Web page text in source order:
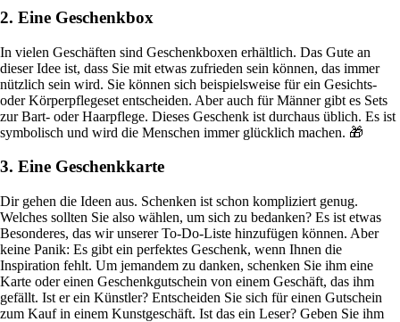
2. Eine Geschenkbox
In vielen Geschäften sind Geschenkboxen erhältlich. Das Gute an
dieser Idee ist, dass Sie mit etwas zufrieden sein können, das immer
nützlich sein wird. Sie können sich beispielsweise für ein Gesichts-
oder Körperpflegeset entscheiden. Aber auch für Männer gibt es Sets
zur Bart- oder Haarpflege. Dieses Geschenk ist durchaus üblich. Es ist
symbolisch und wird die Menschen immer glücklich machen. 🎁
3. Eine Geschenkkarte
Dir gehen die Ideen aus. Schenken ist schon kompliziert genug.
Welches sollten Sie also wählen, um sich zu bedanken? Es ist etwas
Besonderes, das wir unserer To-Do-Liste hinzufügen können. Aber
keine Panik: Es gibt ein perfektes Geschenk, wenn Ihnen die
Inspiration fehlt. Um jemandem zu danken, schenken Sie ihm eine
Karte oder einen Geschenkgutschein von einem Geschäft, das ihm
gefällt. Ist er ein Künstler? Entscheiden Sie sich für einen Gutschein
zum Kauf in einem Kunstgeschäft. Ist das ein Leser? Geben Sie ihm